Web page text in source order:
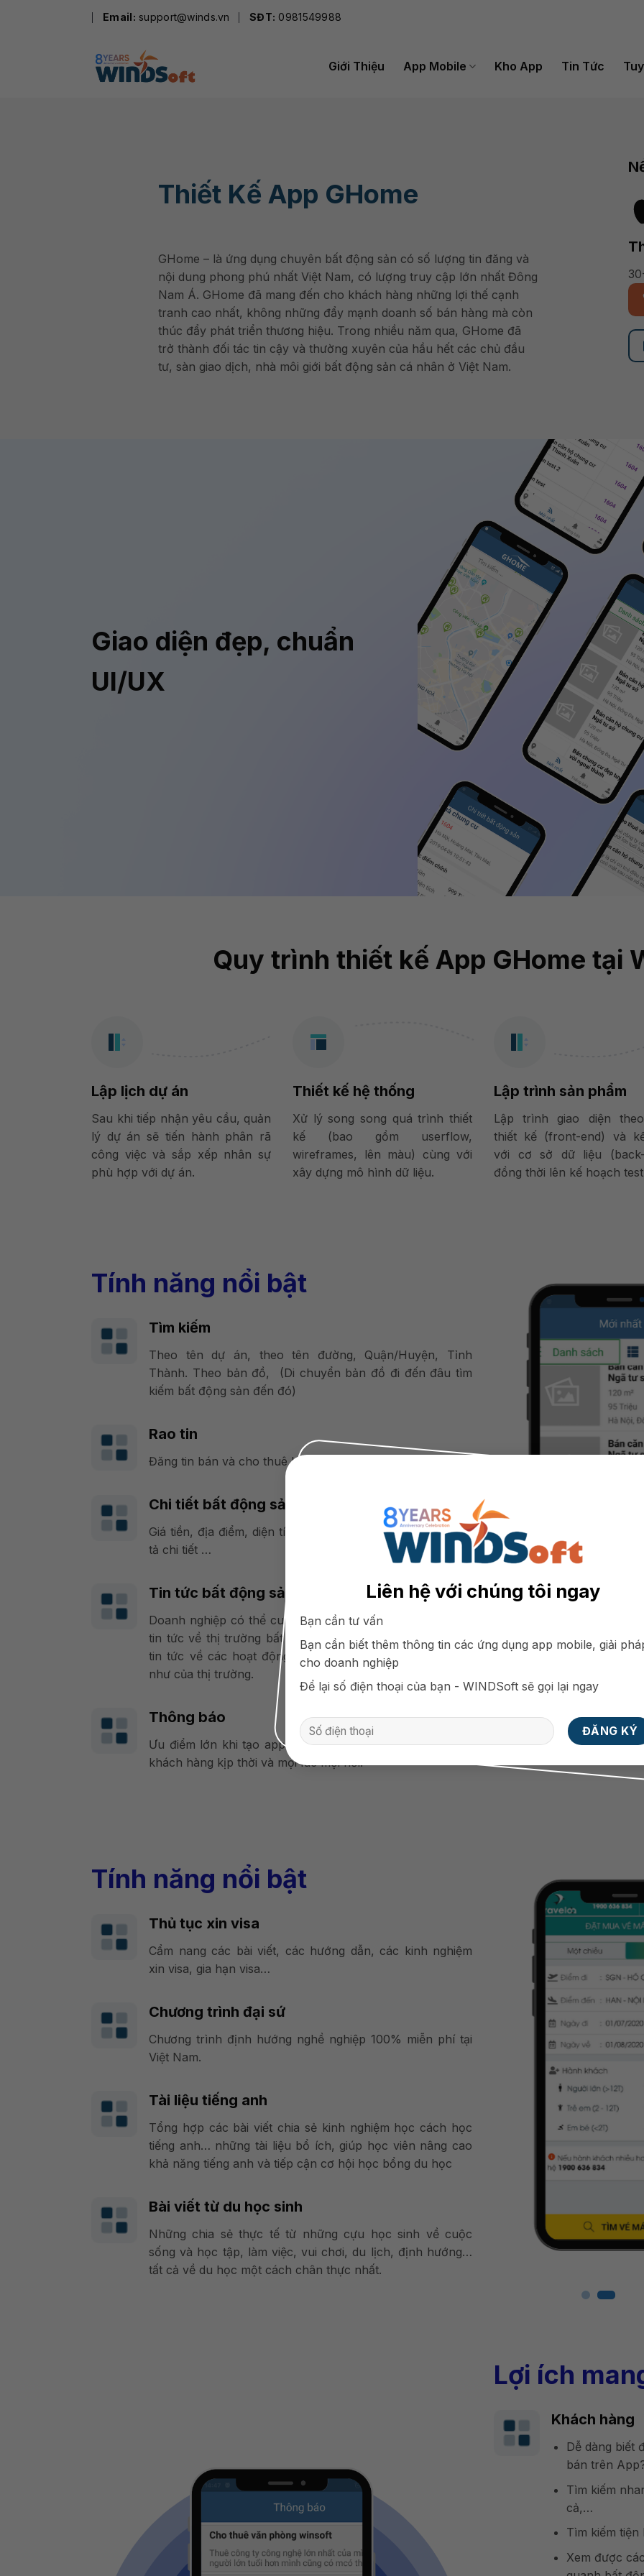
Liên hệ với chúng tôi ngay
Bạn cần tư vấn
Bạn cần biết thêm thông tin các ứng dụng app mobile, giải
cho doanh nghiệp
Để lại số điện thoại của bạn - WINDSoft sẽ gọi lại ngay
SĐT: 0981549988
Email: support@winds.vn
Giới Thiệu App Mobile Kho App Tin Tức
Thiết Kế App GHome
GHome – là ứng dụng chuyên bất động sản có số lượng tin đăng và
nội dung phong phú nhất Việt Nam, có lượng truy cập lớn nhất Đông
Nam Á. GHome đã mang đến cho khách hàng những lợi thế cạnh
tranh cao nhất, không những đẩy mạnh doanh số bán hàng mà còn
thúc đẩy phát triển thương hiệu. Trong nhiều năm qua, GHome đã
trở thành đối tác tin cậy và thường xuyên của hầu hết các chủ đầu
tư, sàn giao dịch, nhà môi giới bất động sản cá nhân ở Việt Nam.
Giao diện đẹp, chuẩn
UI/UX
Quy trình thiết kế App GHome tại
Lập lịch dự án
Sau khi tiếp nhận yêu cầu, quản
lý dự án sẽ tiến hành phân rã
công việc và sắp xếp nhân sự
phù hợp với dự án.
Thiết kế hệ thống
Xử lý song song quá trình thiết
kế (bao gồm userflow,
wireframes, lên màu) cùng với
xây dựng mô hình dữ liệu.
Lập trình sản phẩm
Lập trình giao diện
thiết kế (front-end) và
với cơ sở dữ liệu (back-
đồng thời lên kế hoạch
Tính năng nổi bật
Tìm kiếm
Theo tên dự án, theo tên đường, Quận/Huyện, Tỉnh
Thành. Theo bản đồ, (Di chuyển bản đồ đi đến đâu tìm
kiếm bất động sản đến đó)
Rao tin
Đăng tin bán và cho thuê bất động sản……
Chi tiết bất động sản
Giá tiền, địa điểm, diện tích, số điện thoại, hướng nhà, mô
tả chi tiết …
Tin tức bất động sản
Doanh nghiệp có thể cung cấp cho người dùng một trang
tin tức về thị trường bất động sản hấp dẫn. Bao gồm các
tin tức về các hoạt động nổi bật của doanh nghiệp cũng
như của thị trường.
Thông báo
Ưu điểm lớn khi tạo app BĐS là có thể thông tin đến mọi
khách hàng kịp thời và mọi lúc mọi nơi.
Tính năng nổi bật
Thủ tục xin visa
Cẩm nang các bài viết, các hướng dẫn, các kinh nghiệm
xin visa, gia hạn visa…
Chương trình đại sứ
Chương trình định hướng nghề nghiệp 100% miễn phí tại
Việt Nam.
Tài liệu tiếng anh
Tổng hợp các bài viết chia sẻ kinh nghiệm học cách học
tiếng anh… những tài liệu bổ ích, giúp học viên nâng cao
khả năng tiếng anh và tiếp cận cơ hội học bổng du học
Bài viết từ du học sinh
Những chia sẻ thực tế từ những cựu học sinh về cuộc
sống và học tập, làm việc, vui chơi, du lịch, định hướng…
tất cả về du học một cách chân thực nhất.
Lợi ích
Khách hàng
Dễ dàng biết
bán trên
Tìm kiếm
cả,…
Tìm kiếm
Xem được